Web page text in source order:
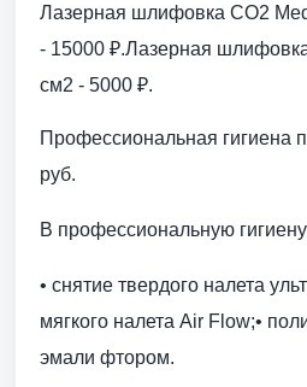
Лазерная шлифовка СО2
- 15000 ₽.Лазерная
см2 - 5000 ₽.
Профессиональная гигиена
руб.
В профессиональную
• снятие твердого налета
мягкого налета Air Flow;•
эмали фтором.